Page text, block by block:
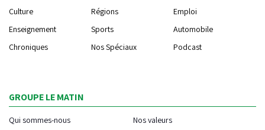
Culture
Régions
Emploi
Enseignement
Sports
Automobile
Chroniques
Nos Spéciaux Podcast
GROUPE LE MATIN
Qui sommes-nous
Nos valeurs